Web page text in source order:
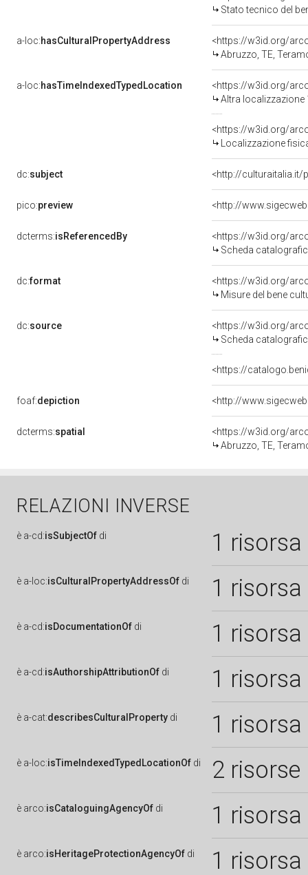
Stato tecnico del
a-loc:hasCulturalPropertyAddress
<https://w3id.org/
Abruzzo, TE,
a-loc:hasTimeIndexedTypedLocation
<https://w3id.org/
Altra localizzazione
<https://w3id.org/
Localizzazione
dc:subject <http://culturaitalia.it/
pico:preview <http://
dcterms:isReferencedBy
<https://w3id.org/
Scheda
dc:format
<https://w3id.org/
Misure del bene
dc:source
<https://w3id.org/
Scheda
<https://
foaf:depiction <http://
dcterms:spatial
<https://w3id.org/
Abruzzo, TE,
RELAZIONI INVERSE
è a-cd:isSubjectOf di 1 risorsa
è a-loc:isCulturalPropertyAddressOf di 1 risorsa
è a-cd:isDocumentationOf di 1 risorsa
è a-cd:isAuthorshipAttributionOf di 1 risorsa
è a-cat:describesCulturalProperty di 1 risorsa
è a-loc:isTimeIndexedTypedLocationOf di 2 risorse
è arco:isCataloguingAgencyOf di 1 risorsa
è arco:isHeritageProtectionAgencyOf di 1 risorsa